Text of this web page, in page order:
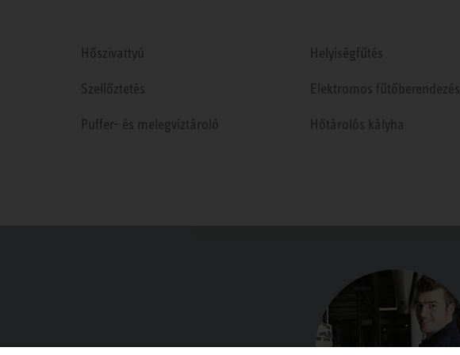
Hőszivattyú
Szellőztetés
Puffer- és melegvíztároló
Helyiségfűtés
Elektromos fűtőberendezés
Hőtárolós kályha